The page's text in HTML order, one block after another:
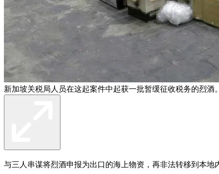
新加坡关税局人员在这起案件中起获一批暂缓征收税务的烈酒
与三人串谋将烈酒申报为出口的海上物资，再非法转移到本地